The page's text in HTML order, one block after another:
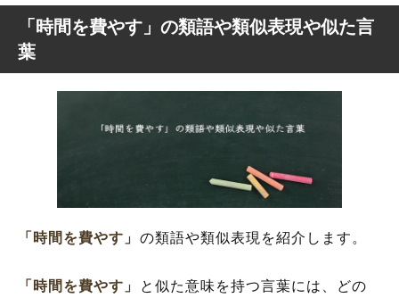
「時間を費やす」の類語や類似表現や似た言
葉
「時間を費やす」 の類語や類似表現を紹介します。
「時間を費やす」
と似た意味を持つ言葉には、どの